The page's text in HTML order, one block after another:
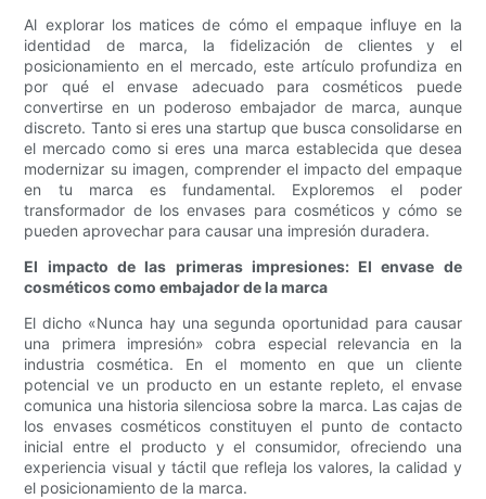
Al explorar los matices de cómo el empaque influye en la
identidad de marca, la fidelización de clientes y el
posicionamiento en el mercado, este artículo profundiza en
por qué el envase adecuado para cosméticos puede
convertirse en un poderoso embajador de marca, aunque
discreto. Tanto si eres una startup que busca consolidarse en
el mercado como si eres una marca establecida que desea
modernizar su imagen, comprender el impacto del empaque
en tu marca es fundamental. Exploremos el poder
transformador de los envases para cosméticos y cómo se
pueden aprovechar para causar una impresión duradera.
El impacto de las primeras impresiones: El envase de
cosméticos como embajador de la marca
El dicho «Nunca hay una segunda oportunidad para causar
una primera impresión» cobra especial relevancia en la
industria cosmética. En el momento en que un cliente
potencial ve un producto en un estante repleto, el envase
comunica una historia silenciosa sobre la marca. Las cajas de
los envases cosméticos constituyen el punto de contacto
inicial entre el producto y el consumidor, ofreciendo una
experiencia visual y táctil que refleja los valores, la calidad y
el posicionamiento de la marca.